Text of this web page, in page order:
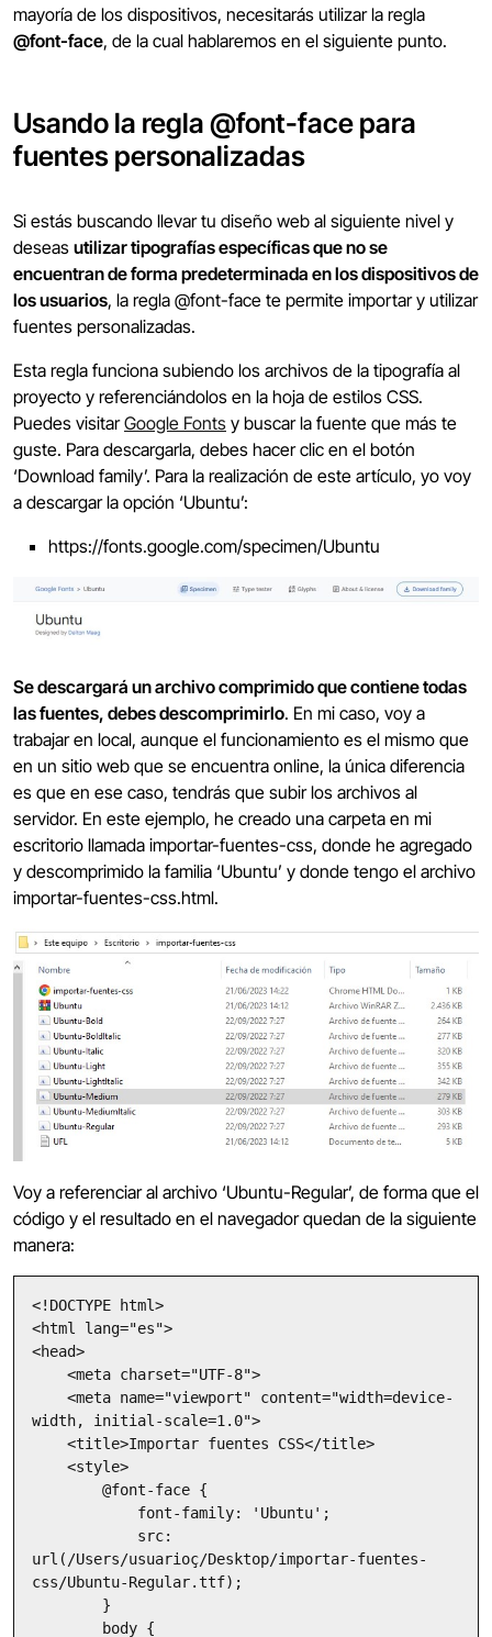
mayoría de los dispositivos, necesitarás utilizar la regla
@font-face, de la cual hablaremos en el siguiente punto.
Usando la regla @font-face para
fuentes personalizadas
Si estás buscando llevar tu diseño web al siguiente nivel y
deseas utilizar tipografías específicas que no se
encuentran de forma predeterminada en los dispositivos de
los usuarios, la regla @font-face te permite importar y utilizar
fuentes personalizadas.
Esta regla funciona subiendo los archivos de la tipografía al
proyecto y referenciándolos en la hoja de estilos CSS.
Puedes visitarGoogle Fonts y buscar la fuente que más te
guste. Para descargarla, debes hacer clic en el botón
‘Download family’. Para la realización de este artículo, yo voy
a descargar la opción ‘Ubuntu’:
https://fonts.google.com/specimen/Ubuntu
Se descargará un archivo comprimido que contiene todas
las fuentes, debes descomprimirlo. En mi caso, voy a
trabajar en local, aunque el funcionamiento es el mismo que
en un sitio web que se encuentra online, la única diferencia
es que en ese caso, tendrás que subir los archivos al
servidor. En este ejemplo, he creado una carpeta en mi
escritorio llamada importar-fuentes-css, donde he agregado
y descomprimido la familia ‘Ubuntu’ y donde tengo el archivo
importar-fuentes-css.html.
Voy a referenciar al archivo ‘Ubuntu-Regular’, de forma que el
código y el resultado en el navegador quedan de la siguiente
manera:
<!DOCTYPE html>
<html lang="es">
<head>
width, initial-scale=1.0">
url(/Users/usuarioç/Desktop/importar-fuentes-
css/Ubuntu-Regular.ttf);